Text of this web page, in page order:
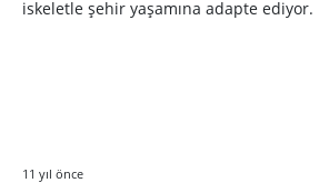
iskeletle şehir yaşamına adapte ediyor.
11 yıl önce